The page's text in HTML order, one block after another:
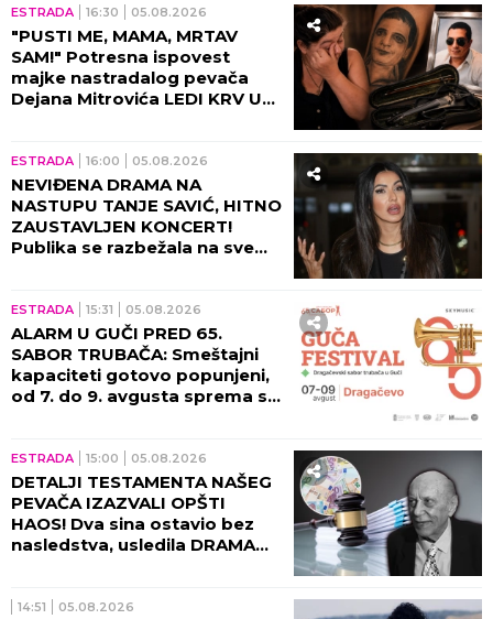
Beogradskoj Areni!
ESTRADA 16:30 05.08.2026
"PUSTI ME, MAMA, MRTAV
SAM!" Potresna ispovest
majke nastradalog pevača
Dejana Mitrovića LEDI KRV U
ESTRADA 16:00 05.08.2026
NEVIĐENA DRAMA NA
NASTUPU TANJE SAVIĆ, HITNO
ZAUSTAVLJEN KONCERT!
Publika se razbežala na sve
ESTRADA 15:31 05.08.2026
ALARM U GUČI PRED 65.
SABOR TRUBAČA: Smeštajni
kapaciteti gotovo popunjeni,
od 7. do 9. avgusta sprema se
ESTRADA 15:00 05.08.2026
DETALJI TESTAMENTA NAŠEG
PEVAČA IZAZVALI OPŠTI
HAOS! Dva sina ostavio bez
nasledstva, usledila DRAMA
14:51 05.08.2026